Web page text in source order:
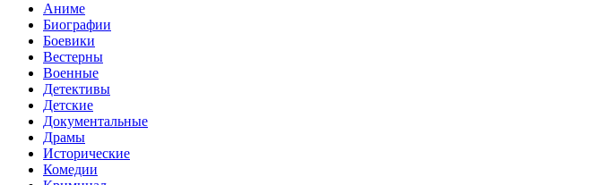
Аниме
Биографии
Боевики
Вестерны
Военные
Детективы
Детские
Документальные
Драмы
Исторические
Комедии